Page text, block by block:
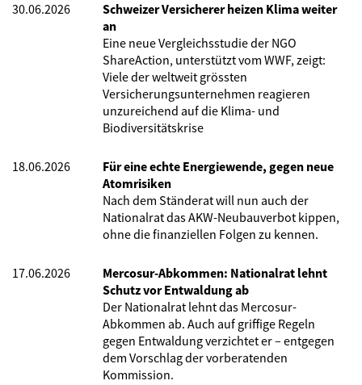
30.06.2026
Schweizer Versicherer heizen Klima weiter
an
Eine neue Vergleichsstudie der NGO
ShareAction, unterstützt vom WWF, zeigt:
Viele der weltweit grössten
Versicherungsunternehmen reagieren
unzureichend auf die Klima- und
Biodiversitätskrise
18.06.2026
Für eine echte Energiewende, gegen neue
Atomrisiken
Nach dem Ständerat will nun auch der
Nationalrat das AKW-Neubauverbot kippen,
ohne die finanziellen Folgen zu kennen.
17.06.2026
Mercosur-Abkommen: Nationalrat lehnt
Schutz vor Entwaldung ab
Der Nationalrat lehnt das Mercosur-
Abkommen ab. Auch auf griffige Regeln
gegen Entwaldung verzichtet er – entgegen
dem Vorschlag der vorberatenden
Kommission.